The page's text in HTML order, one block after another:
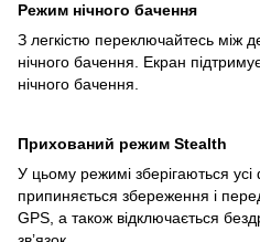
Режим нічного бачення
З легкістю переключайтесь
нічного бачення. Екран
нічного бачення.
Прихований режим Stealth
У цьому режимі зберігаються усі
припиняється збереження і
GPS, а також відключається